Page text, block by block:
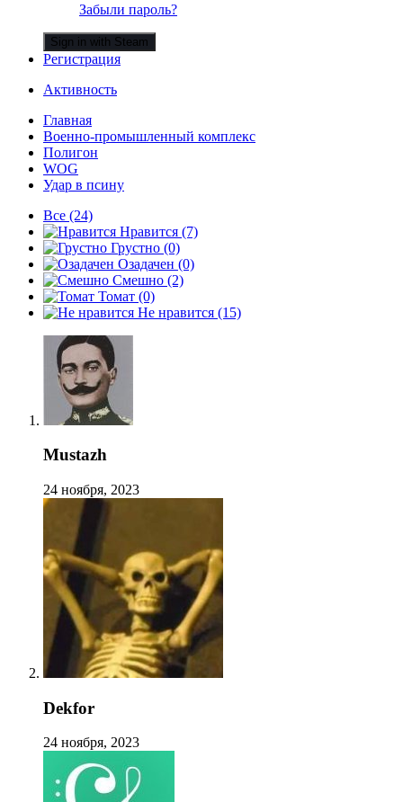
Забыли пароль?
Sign in with Steam
Регистрация
Активность
Главная
Военно-промышленный комплекс
Полигон
WOG
Удар в псину
Все (24)
Нравится (7)
Грустно (0)
Озадачен (0)
Смешно (2)
Томат (0)
Не нравится (15)
Mustazh
24 ноября, 2023
Dekfor
24 ноября, 2023